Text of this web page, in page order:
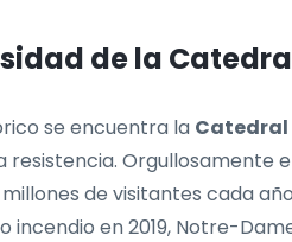
de la
se encuentra la Catedral
resistencia. Orgullosamente
de visitantes cada
incendio en 2019, Notre-